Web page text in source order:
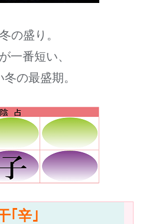
の盛り。
一番短い、
の最盛期。
｢辛｣